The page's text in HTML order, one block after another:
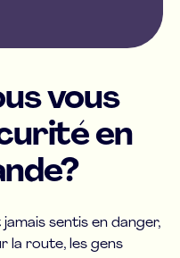
vous
en
jamais sentis en danger,
la route, les gens